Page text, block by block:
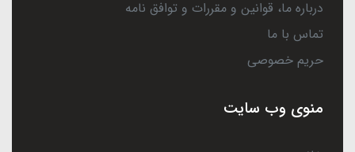
درباره ما، قوانین و مقررات و توافق نامه
تماس با ما
حریم خصوصی
منوی وب سایت